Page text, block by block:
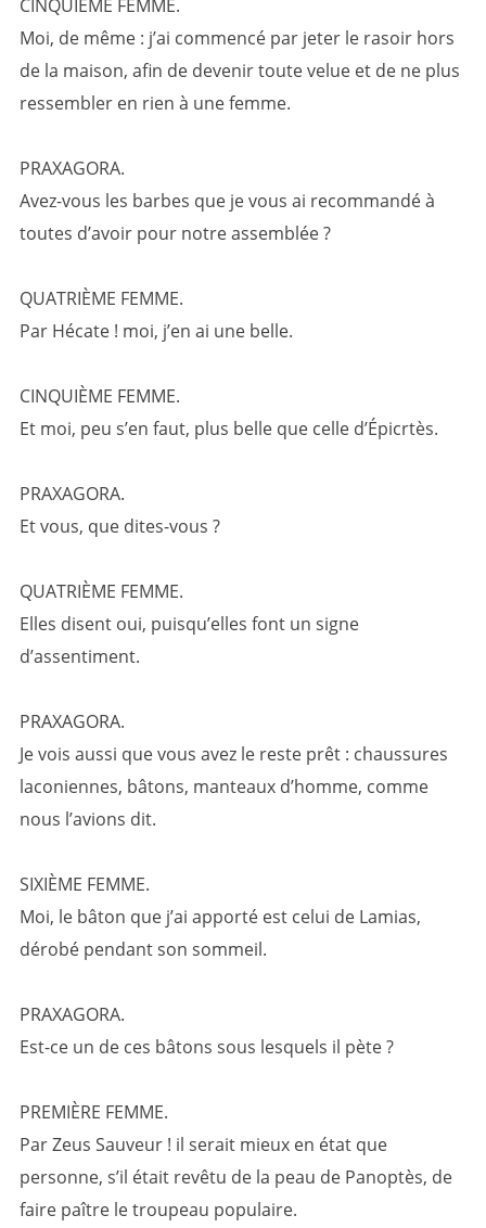
CINQUIÈME FEMME.
Moi, de même : j’ai commencé par jeter le rasoir hors
de la maison, afin de devenir toute velue et de ne plus
ressembler en rien à une femme.
PRAXAGORA.
Avez-vous les barbes que je vous ai recommandé à
toutes d’avoir pour notre assemblée ?
QUATRIÈME FEMME.
Par Hécate ! moi, j’en ai une belle.
CINQUIÈME FEMME.
Et moi, peu s’en faut, plus belle que celle d’Épicrtès.
PRAXAGORA.
Et vous, que dites-vous ?
QUATRIÈME FEMME.
Elles disent oui, puisqu’elles font un signe
d’assentiment.
PRAXAGORA.
Je vois aussi que vous avez le reste prêt : chaussures
laconiennes, bâtons, manteaux d’homme, comme
nous l’avions dit.
SIXIÈME FEMME.
Moi, le bâton que j’ai apporté est celui de Lamias,
dérobé pendant son sommeil.
PRAXAGORA.
Est-ce un de ces bâtons sous lesquels il pète ?
PREMIÈRE FEMME.
Par Zeus Sauveur ! il serait mieux en état que
personne, s’il était revêtu de la peau de Panoptès, de
faire paître le troupeau populaire.